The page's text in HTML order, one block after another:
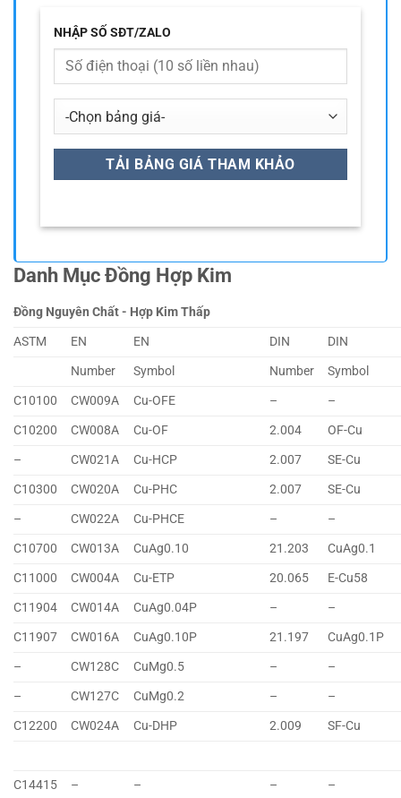
NHẬP SỐ SĐT/ZALO
Danh Mục Đồng Hợp Kim
Đồng Nguyên Chất - Hợp Kim Thấp
ASTM
EN EN DIN
DIN
Number
Symbol Number
Symbol
C10100
CW009A Cu-OFE –
–
C10200
CW008A Cu-OF 2.004
OF-Cu
–
CW021A Cu-HCP 2.007
SE-Cu
C10300
CW020A Cu-PHC 2.007
SE-Cu
–
CW022A Cu-PHCE –
–
C10700
CW013A CuAg0.10 21.203
CuAg0.1
C11000
CW004A Cu-ETP 20.065
E-Cu58
C11904
CW014A CuAg0.04P –
–
C11907
CW016A CuAg0.10P 21.197
CuAg0.1P
–
CW128C CuMg0.5 –
–
–
CW127C CuMg0.2 –
–
C12200
CW024A Cu-DHP 2.009 SF-Cu
C14415 – – –
–